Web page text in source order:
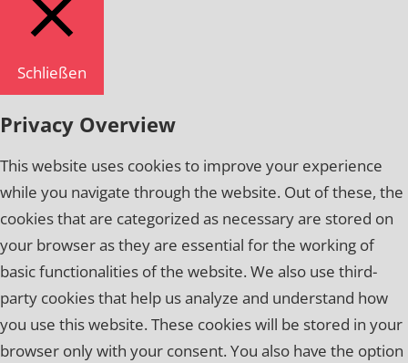
Schließen
Privacy Overview
This website uses cookies to improve your experience
while you navigate through the website. Out of these, the
cookies that are categorized as necessary are stored on
your browser as they are essential for the working of
basic functionalities of the website. We also use third-
party cookies that help us analyze and understand how
you use this website. These cookies will be stored in your
browser only with your consent. You also have the option